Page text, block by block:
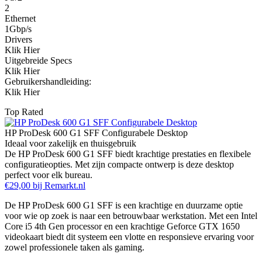
2
Ethernet
1Gbp/s
Drivers
Klik Hier
Uitgebreide Specs
Klik Hier
Gebruikershandleiding:
Klik Hier
Top Rated
HP ProDesk 600 G1 SFF Configurabele Desktop
Ideaal voor zakelijk en thuisgebruik
De HP ProDesk 600 G1 SFF biedt krachtige prestaties en flexibele
configuratieopties. Met zijn compacte ontwerp is deze desktop
perfect voor elk bureau.
€29,00 bij Remarkt.nl
De HP ProDesk 600 G1 SFF is een krachtige en duurzame optie
voor wie op zoek is naar een betrouwbaar werkstation. Met een Intel
Core i5 4th Gen processor en een krachtige Geforce GTX 1650
videokaart biedt dit systeem een vlotte en responsieve ervaring voor
zowel professionele taken als gaming.